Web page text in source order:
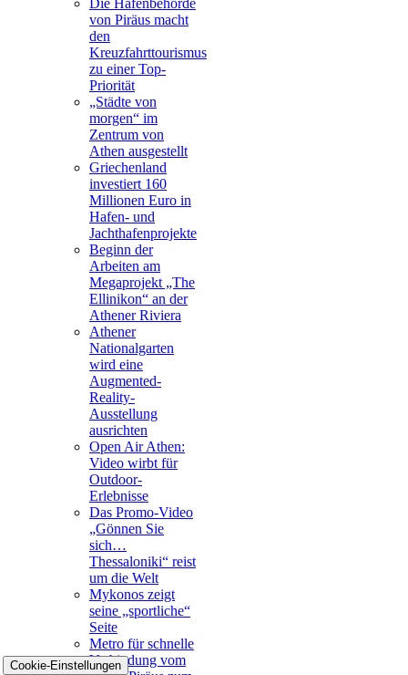
Die Hafenbehörde
von Piräus macht
den
Kreuzfahrttourismus
zu einer Top-
Priorität
„Städte von
morgen“ im
Zentrum von
Athen ausgestellt
Griechenland
investiert 160
Millionen Euro in
Hafen- und
Jachthafenprojekte
Beginn der
Arbeiten am
Megaprojekt „The
Ellinikon“ an der
Athener Riviera
Athener
Nationalgarten
wird eine
Augmented-
Reality-
Ausstellung
ausrichten
Open Air Athen:
Video wirbt für
Outdoor-
Erlebnisse
Das Promo-Video
„Gönnen Sie
sich…
Thessaloniki“ reist
um die Welt
Mykonos zeigt
seine „sportliche“
Seite
Metro für schnelle
Verbindung vom
Cookie-Einstellungen